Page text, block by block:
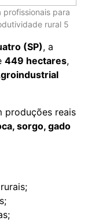
para
rural 5
(SP), a
449 hectares,
produções reais
sorgo, gado